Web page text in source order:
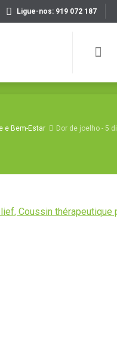
Ligue-nos: 919 072 187
e Bem-Estar Dor de joelho - 5